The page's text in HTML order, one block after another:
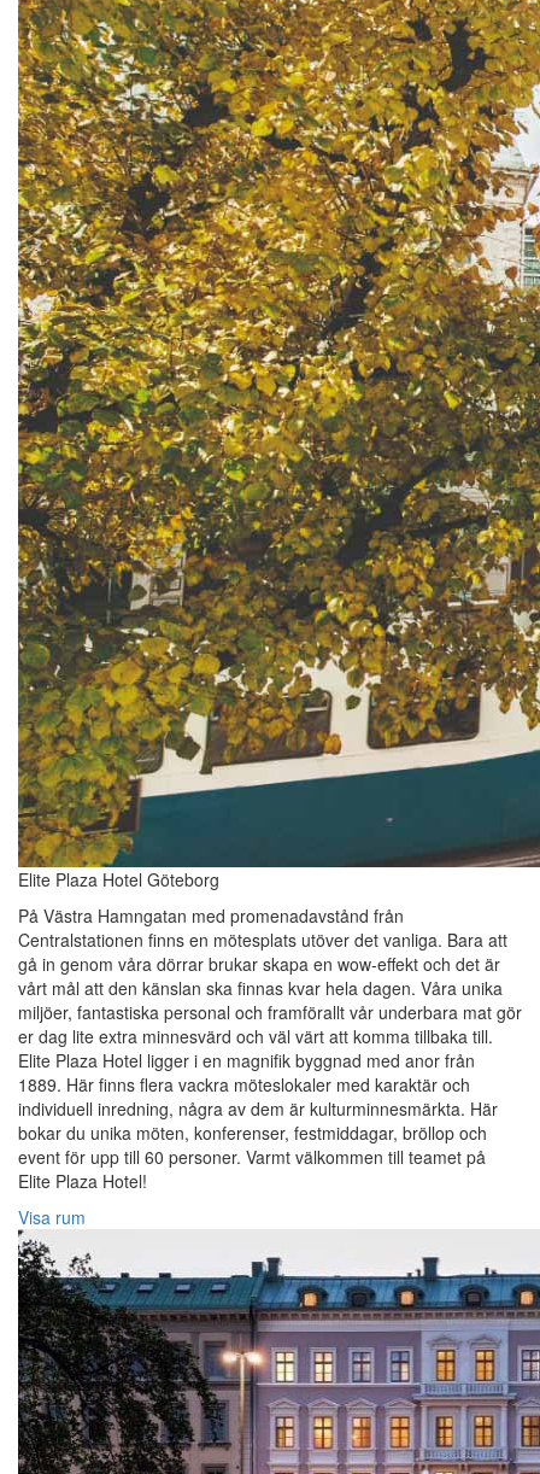
Elite Plaza Hotel Göteborg
På Västra Hamngatan med promenadavstånd från
Centralstationen finns en mötesplats utöver det vanliga. Bara att
gå in genom våra dörrar brukar skapa en wow-effekt och det är
vårt mål att den känslan ska finnas kvar hela dagen. Våra unika
miljöer, fantastiska personal och framförallt vår underbara mat gör
er dag lite extra minnesvärd och väl värt att komma tillbaka till.
Elite Plaza Hotel ligger i en magnifik byggnad med anor från
1889. Här finns flera vackra möteslokaler med karaktär och
individuell inredning, några av dem är kulturminnesmärkta. Här
bokar du unika möten, konferenser, festmiddagar, bröllop och
event för upp till 60 personer. Varmt välkommen till teamet på
Elite Plaza Hotel!‎
Visa rum